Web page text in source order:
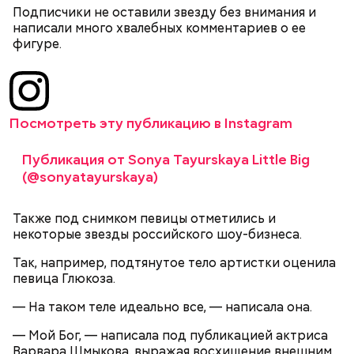
Подписчики не оставили звезду без внимания и
написали много хвалебных комментариев о ее
фигуре.
Посмотреть эту публикацию в Instagram
Публикация от Sonya Tayurskaya Little Big
(@sonyatayurskaya)
Также под снимком певицы отметились и
некоторые звезды российского шоу-бизнеса.
Так, например, подтянутое тело артистки оценила
певица Глюкоза.
— На таком теле идеально все, — написала она.
— Мой Бог, — написала под публикацией актриса
нужно застыть на месте и не двигаться;
нельзя ни в коем случае махать руками;
не стоит пытаться «поймать» молнию или
потрогать, особенно металлическими
предметами.
зверя, затаиться, — добавил академик.
После получения предельно допустимой дозы
радиации Макеева вывели из 30-километровой
зоны отчуждения, где он до 3 мая проверял на
автотранспорт.
партийной организации колхоза и попросил
одолжить телевизор.
Молитва Николаю чудотворцу